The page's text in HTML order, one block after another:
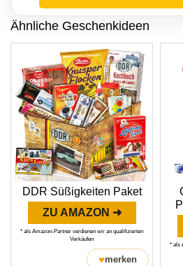
Ähnliche Geschenkideen
DDR Süßigkeiten Paket
ZU AMAZON ➜
* als Amazon-Partner verdienen wir an qualifizierten
Verkäufen
♥merken
* als